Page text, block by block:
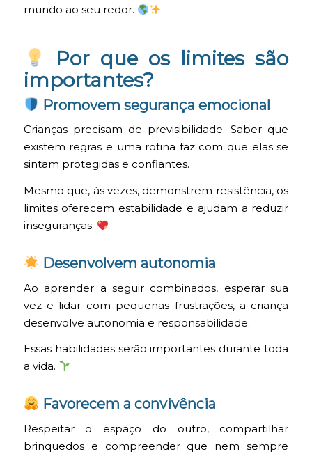
mundo ao seu redor.
Por que os limites são
importantes?
Promovem segurança emocional
Crianças precisam de previsibilidade. Saber que
existem regras e uma rotina faz com que elas se
sintam protegidas e confiantes.
Mesmo que, às vezes, demonstrem resistência, os
limites oferecem estabilidade e ajudam a reduzir
inseguranças.
Desenvolvem autonomia
Ao aprender a seguir combinados, esperar sua
vez e lidar com pequenas frustrações, a criança
desenvolve autonomia e responsabilidade.
Essas habilidades serão importantes durante toda
a vida.
Favorecem a convivência
Respeitar o espaço do outro, compartilhar
brinquedos e compreender que nem sempre